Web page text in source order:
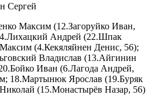
Сергей
Максим (12.Загоруйко Иван,
Андрей (22.Шпак
(4.Кекяляйнен Денис, 56);
Владислав (13.Айгинин
Иван (6.Лагода Андрей,
18.Мартынюк Ярослав (19.Буряк
(15.Монастырёв Назар, 56)